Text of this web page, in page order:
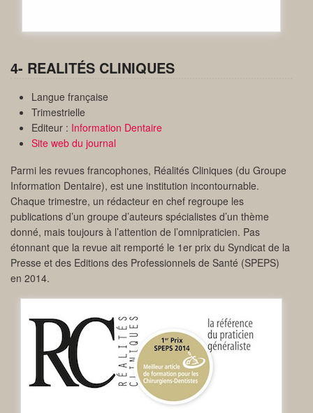
4- REALITÉS CLINIQUES
Langue française
Trimestrielle
Editeur : Information Dentaire
Site web du journal
Parmi les revues francophones, Réalités Cliniques (du Groupe
Information Dentaire), est une institution incontournable.
Chaque trimestre, un rédacteur en chef regroupe les
publications d’un groupe d’auteurs spécialistes d’un thème
donné, mais toujours à l’attention de l’omnipraticien. Pas
étonnant que la revue ait remporté le 1er prix du Syndicat de la
Presse et des Editions des Professionnels de Santé (SPEPS)
en 2014.